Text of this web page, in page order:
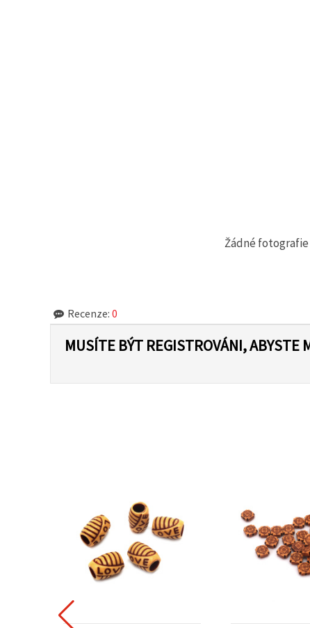
Žádné
Recenze: 0
MUSÍTE BÝT REGISTROVÁNI, ABYSTE